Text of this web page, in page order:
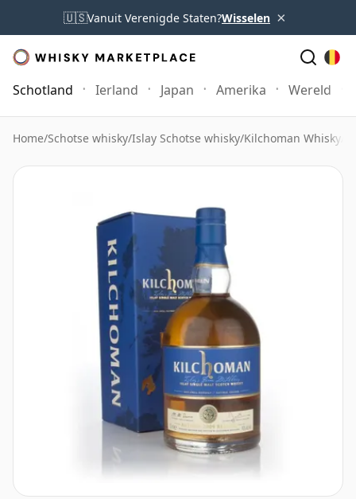
🇺🇸Vanuit Verenigde Staten?Wisselen ×
Schotland Ierland Japan Amerika Wereld
Home/Schotse whisky/Islay Schotse whisky/Kilchoman Whisky